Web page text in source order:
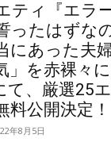
ティ『エラ
ったはずな
にあった夫
」を赤裸々
て、厳選25
料公開決定！
年8月5日